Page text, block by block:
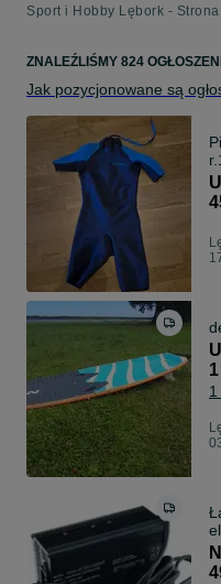
Sport i Hobby Lębork - Strona
ZNALEŹLIŚMY 824
Jak pozycjonowane są